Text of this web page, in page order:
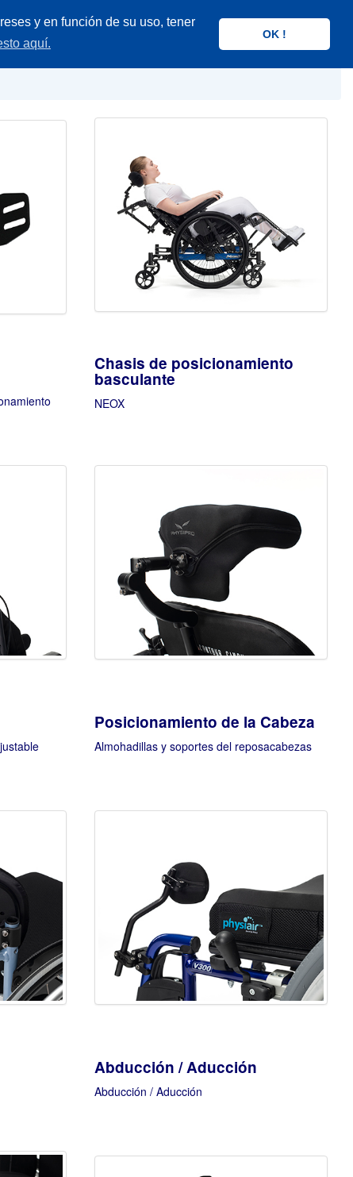
y en función de su uso, tener
aquí.
OK !
Chasis de posicionamiento
basculante
NEOX
Posicionamiento de la Cabeza
Almohadillas y soportes del reposacabezas
Abducción / Aducción
Abducción / Aducción